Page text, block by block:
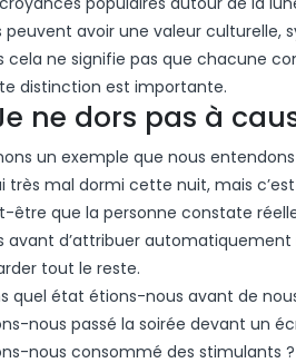
peuvent avoir une valeur culturelle,
cela ne signifie pas que chacune
distinction est importante.
ne dors pas à
un exemple que nous
très mal dormi cette nuit, mais
être que la personne constate
avant d’attribuer
tout le reste.
quel état étions-nous avant de
nous passé la soirée devant un
nous consommé des stimulants ?